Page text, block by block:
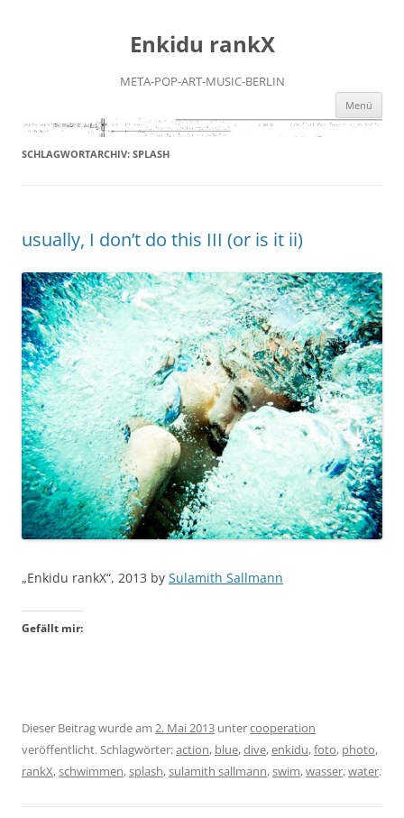
Enkidu rankX
META-POP-ART-MUSIC-BERLIN
Menü
SCHLAGWORTARCHIV: SPLASH
usually, I don’t do this III (or is it ii)
„Enkidu rankX“, 2013 by Sulamith Sallmann
Gefällt mir:
Dieser Beitrag wurde am 2. Mai 2013 untercooperation
veröffentlicht. Schlagwörter:action, blue,dive,enkidu,foto, photo,
rankX,schwimmen,splash,sulamith sallmann,swim,wasser,water.